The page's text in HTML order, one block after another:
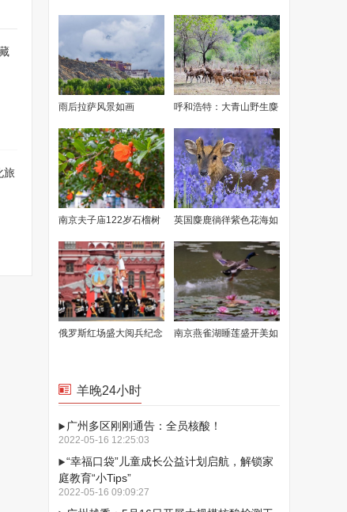
旅
美景 山渐绿
雨后拉萨风景如画 呼和浩特：大青山野生麋
鹿成功繁衍
南京夫子庙122岁石榴树
花开满枝
英国麋鹿徜徉紫色花海如
童话场景
俄罗斯红场盛大阅兵纪念 南京燕雀湖睡莲盛开美如
羊晚24小时
广州多区刚刚通告：全员核酸！
2022-05-16 12:25:03
“幸福口袋”儿童成长公益计划启航，解锁家
庭教育“小Tips”
2022-05-16 09:09:27